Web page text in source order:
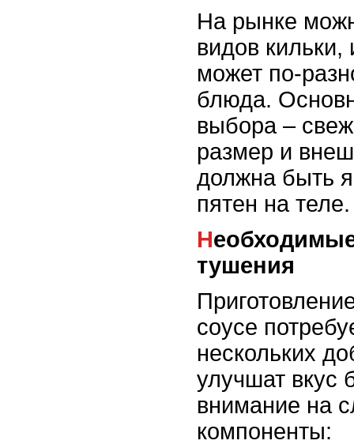
На рынке
видов
может по-
блюда.
выбора –
размер и
должна быть
пятен на теле.
Необходимые ингредиенты для
тушения
соусе
нескольких
улучшат вкус
внимание на
компоненты: